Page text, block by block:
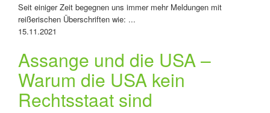
Seit einiger Zeit begegnen uns immer mehr Meldungen mit
reißerischen Überschriften wie: ...
15.11.2021
Assange und die USA –
Warum die USA kein
Rechtsstaat sind